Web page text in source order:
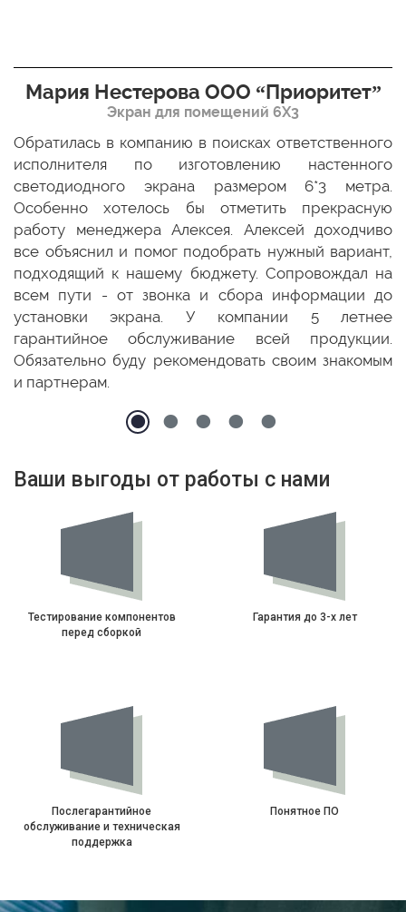
Мария Нестерова ООО “Приоритет”
Экран для помещений 6Х3
Обратилась в компанию в поисках ответственного
исполнителя по изготовлению настенного
светодиодного экрана размером 6*3 метра.
Особенно хотелось бы отметить прекрасную
работу менеджера Алексея. Алексей доходчиво
все объяснил и помог подобрать нужный вариант,
подходящий к нашему бюджету. Сопровождал на
всем пути - от звонка и сбора информации до
установки экрана. У компании 5 летнее
гарантийное обслуживание всей продукции.
Обязательно буду рекомендовать своим знакомым
и партнерам.
Ваши выгоды от работы с нами
Тестирование компонентов
перед сборкой
Гарантия до 3-х лет
Послегарантийное
обслуживание и техническая
поддержка
Понятное ПО